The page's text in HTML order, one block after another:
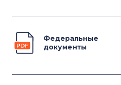
Федеральные
документы